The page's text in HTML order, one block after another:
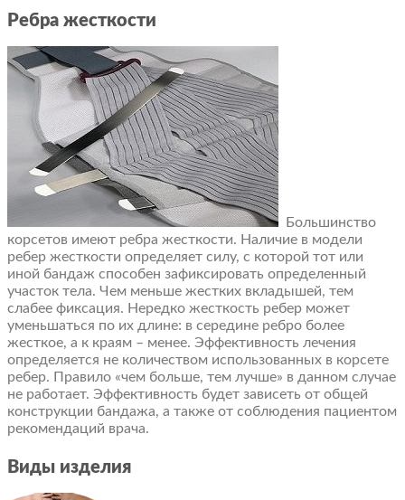
Ребра жесткости
Большинство
корсетов имеют ребра жесткости. Наличие в модели
ребер жесткости определяет силу, с которой тот или
иной бандаж способен зафиксировать определенный
участок тела. Чем меньше жестких вкладышей, тем
слабее фиксация. Нередко жесткость ребер может
уменьшаться по их длине: в середине ребро более
жесткое, а к краям – менее. Эффективность лечения
определяется не количеством использованных в корсете
ребер. Правило «чем больше, тем лучше» в данном случае
не работает. Эффективность будет зависеть от общей
конструкции бандажа, а также от соблюдения пациентом
рекомендаций врача.
Виды изделия